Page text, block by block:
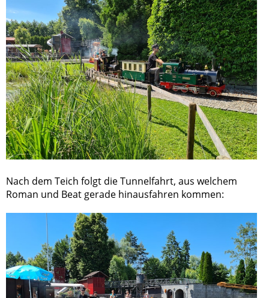
Nach dem Teich folgt die Tunnelfahrt, aus welchem
Roman und Beat gerade hinausfahren kommen: